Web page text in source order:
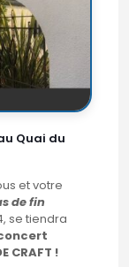
Quai du
et votre
de fin
se tiendra
CRAFT !